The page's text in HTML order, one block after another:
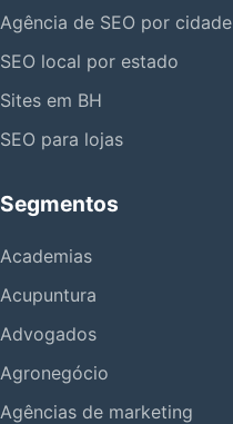
Agência de SEO por cidade
SEO local por estado
Sites em BH
SEO para lojas
Segmentos
Academias
Acupuntura
Advogados
Agronegócio
Agências de marketing